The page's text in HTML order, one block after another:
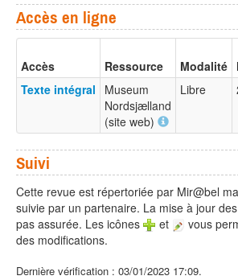
Accès en ligne
Accès Ressource Modalité
Texte intégral
Museum
Nordsjælland
(site web)
Libre
Suivi
Cette revue est répertoriée par Mir@bel
suivie par un partenaire. La mise à jour
pas assurée. Les icônes
et
vous
des modifications.
Dernière vérification : 03/01/2023 17:09.